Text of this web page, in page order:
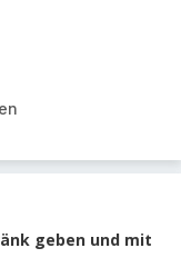
geben und mit